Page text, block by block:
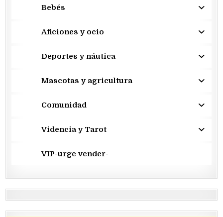
Bebés
Aficiones y ocio
Deportes y náutica
Mascotas y agricultura
Comunidad
Videncia y Tarot
VIP-urge vender-